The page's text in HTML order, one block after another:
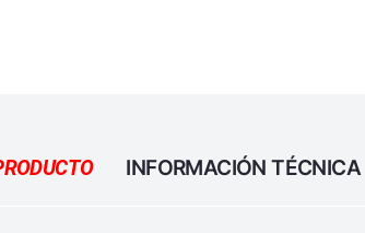
INFORMACIÓN TÉCNICA